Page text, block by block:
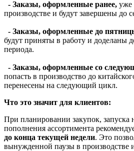
- Заказы, оформленные ранее, уже
производстве и будут завершены до
- Заказы, оформленные до
будут приняты в работу и доделаны
периода.
- Заказы, оформленные со
попасть в производство до
перенесены на следующий цикл.
Что это значит для клиентов:
При планировании закупок,
пополнения ассортимента
до конца текущей недели. Это
вынужденной паузы в производстве